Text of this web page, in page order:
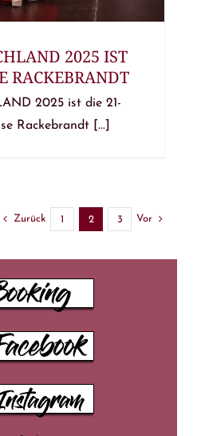
2025 IST
RACKEBRANDT
2025 ist die 21-
Rackebrandt [...]
Zurück 1 2 3 Vor